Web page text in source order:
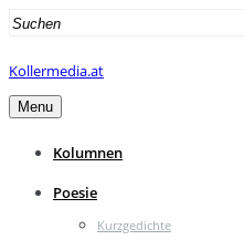
Search
Kollermedia.at
Menu
Kolumnen
Poesie
Kurzgedichte